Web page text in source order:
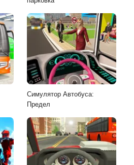
Симулятор Автобуса:
Предел